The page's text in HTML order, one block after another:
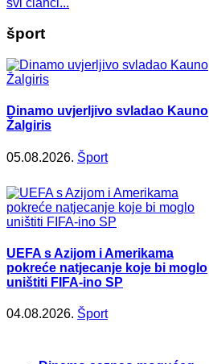
šport
Dinamo uvjerljivo svladao Kauno
Žalgiris
05.08.2026. Šport
UEFA s Azijom i Amerikama
pokreće natjecanje koje bi moglo
uništiti FIFA-ino SP
04.08.2026. Šport